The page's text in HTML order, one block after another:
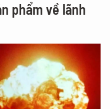
phẩm về lãnh